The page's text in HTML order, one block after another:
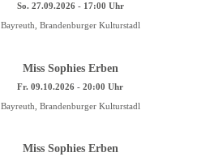
So. 27.09.2026 - 17:00 Uhr
Bayreuth, Brandenburger Kulturstadl
Miss Sophies Erben
Fr. 09.10.2026 - 20:00 Uhr
Bayreuth, Brandenburger Kulturstadl
Miss Sophies Erben